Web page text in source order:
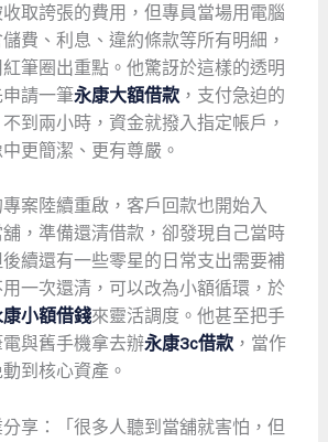
取誇張的費用，但專員當場用電腦
費、利息、違約條款等所有明細，
筆圈出重點。他驚訝於這樣的透明
請一筆永康大額借款，支付急迫的
到兩小時，資金就撥入指定帳戶，
更簡潔、更有尊嚴。
案陸續重啟，客戶回款也開始入
，準備還清借款，卻發現自己當時
續還有一些零星的日常支出需要補
用一次還清，可以改為小額循環，於
小額借錢來靈活調度。他甚至把手
與舊手機拿去辦永康3c借款，當作
到核心資產。
享：「很多人聽到當舖就害怕，但